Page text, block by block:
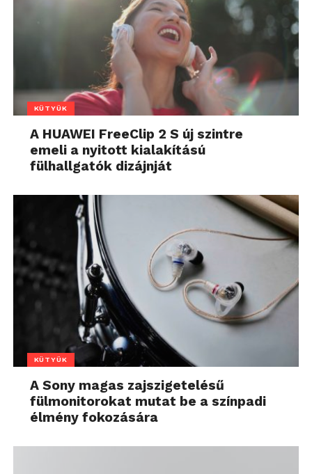
KÜTYÜK
A HUAWEI FreeClip 2 S új szintre
emeli a nyitott kialakítású
fülhallgatók dizájnját
KÜTYÜK
A Sony magas zajszigetelésű
fülmonitorokat mutat be a színpadi
élmény fokozására